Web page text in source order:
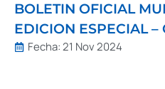
BOLETIN OFICIAL
EDICION ESPECIAL
Fecha:21 Nov 2024